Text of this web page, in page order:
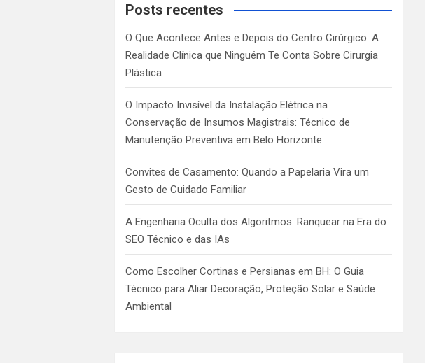
c
Posts recentes
O Que Acontece Antes e Depois do Centro Cirúrgico: A
Realidade Clínica que Ninguém Te Conta Sobre Cirurgia
Plástica
O Impacto Invisível da Instalação Elétrica na
Conservação de Insumos Magistrais: Técnico de
Manutenção Preventiva em Belo Horizonte
Convites de Casamento: Quando a Papelaria Vira um
Gesto de Cuidado Familiar
A Engenharia Oculta dos Algoritmos: Ranquear na Era do
SEO Técnico e das IAs
Como Escolher Cortinas e Persianas em BH: O Guia
Técnico para Aliar Decoração, Proteção Solar e Saúde
Ambiental